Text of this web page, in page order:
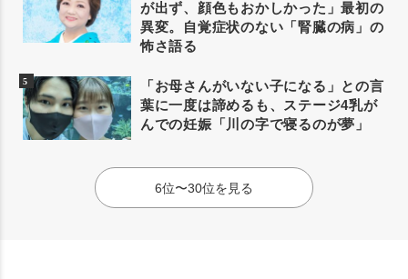
が出ず、顔色もおかしかった」最初の
異変。自覚症状のない「腎臓の病」の
怖さ語る
「お母さんがいない子になる」との言
葉に一度は諦めるも、ステージ4乳が
んでの妊娠「川の字で寝るのが夢」
6位〜30位を見る